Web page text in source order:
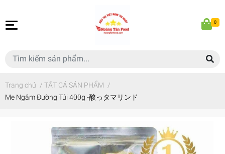
0
Trang chủ / TẤT CẢ SẢN PHẨM /
Me Ngâm Đường Túi 400g -酸っタマリンド